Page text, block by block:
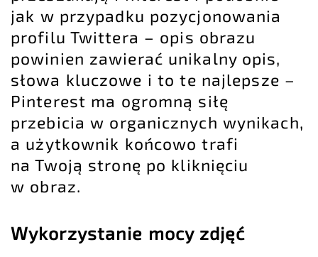
jak w przypadku pozycjonowania
profilu Twittera – opis obrazu
powinien zawierać unikalny opis,
słowa kluczowe i to te najlepsze –
Pinterest ma ogromną siłę
przebicia w organicznych wynikach,
a użytkownik końcowo trafi
na Twoją stronę po kliknięciu
w obraz.
Wykorzystanie mocy zdjęć